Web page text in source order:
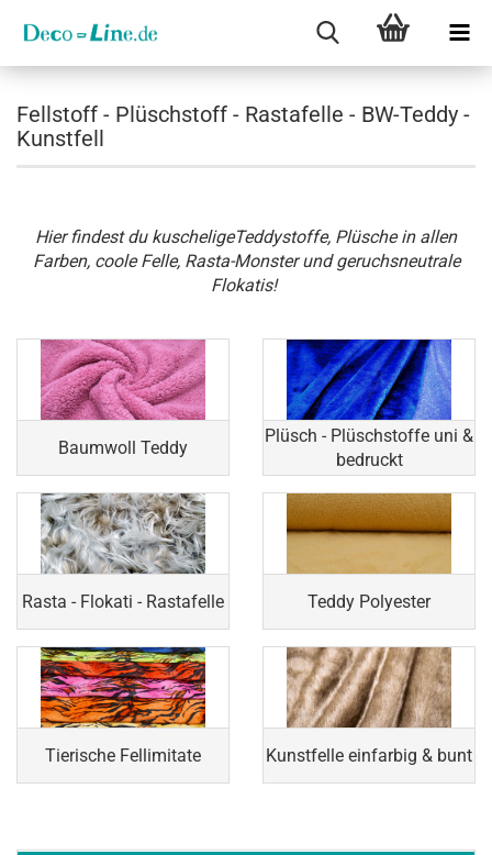
Fellstoff - Plüschstoff - Rastafelle - BW-Teddy -
Kunstfell
Hier findest du kuscheligeTeddystoffe, Plüsche in allen
Farben, coole Felle, Rasta-Monster und geruchsneutrale
Flokatis!
Baumwoll Teddy
Plüsch - Plüschstoffe uni &
bedruckt
Rasta - Flokati - Rastafelle Teddy Polyester
Tierische Fellimitate Kunstfelle einfarbig & bunt